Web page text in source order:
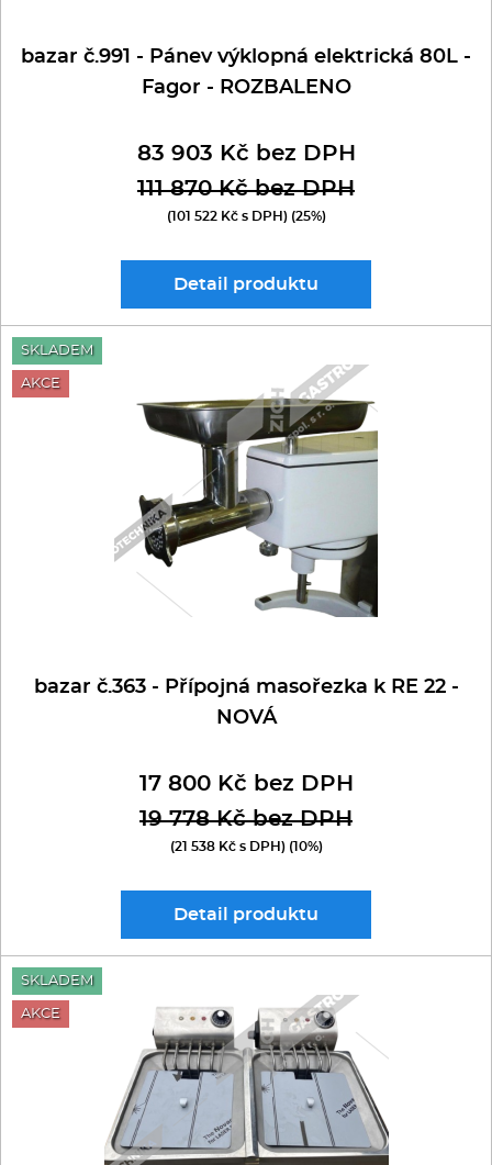
bazar č.991 - Pánev výklopná elektrická 80L -
Fagor - ROZBALENO
83 903 Kč bez DPH
111 870 Kč bez DPH
(101 522 Kč s DPH) (25%)
Detail produktu
bazar č.363 - Přípojná masořezka k RE 22 -
NOVÁ
17 800 Kč bez DPH
19 778 Kč bez DPH
(21 538 Kč s DPH) (10%)
Detail produktu
SKLADEM
AKCE
SKLADEM
AKCE